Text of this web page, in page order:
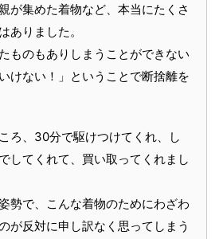
が集めた着物など、本当にたくさ
ありました。
ものもありしまうことができない
けない！」ということで断捨離を
ろ、30分で駆けつけてくれ、し
してくれて、買い取ってくれまし
勢で、こんな着物のためにわざわ
が反対に申し訳なく思ってしまう